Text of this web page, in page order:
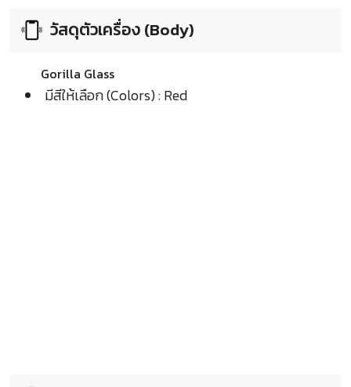
วัสดุตัวเครื่อง (Body)
Gorilla Glass
มีสีให้เลือก (Colors) : Red